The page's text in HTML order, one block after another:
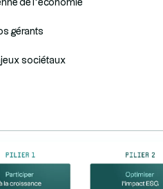
de l’économie
gérants
sociétaux